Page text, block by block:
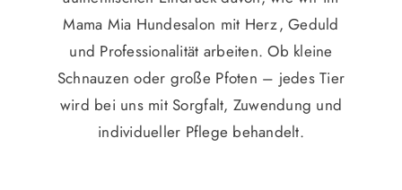
Mama Mia Hundesalon mit Herz, Geduld
und Professionalität arbeiten. Ob kleine
Schnauzen oder große Pfoten – jedes Tier
wird bei uns mit Sorgfalt, Zuwendung und
individueller Pflege behandelt.